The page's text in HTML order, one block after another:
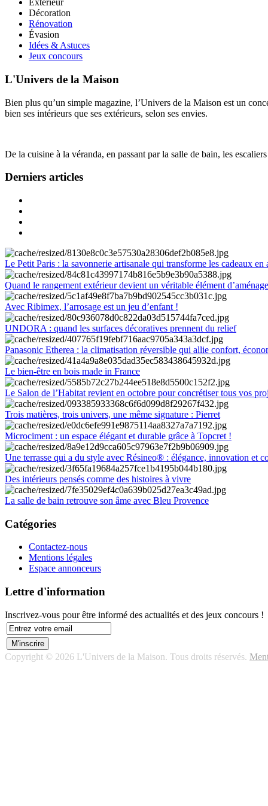
Extérieur
Décoration
Rénovation
Évasion
Idées & Astuces
Jeux concours
L'Univers de la Maison
Bien plus qu’un simple magazine, l’Univers de la Maison est un
bien ses intérieurs que ses extérieurs, selon ses envies.
De la cuisine à la véranda, en passant par la salle de bain, les
Derniers articles
Le Petit Paris : la savonnerie artisanale qui transforme les cadeaux en
Quand le rangement extérieur devient un véritable élément
Avec Ribimex, l’arrosage est un jeu d’enfant !
UNDORA : quand les surfaces décoratives prennent du relief
Panasonic Etherea : la climatisation réversible qui allie confort,
Le bien-être en bois made in France
Le Salon de l’Habitat revient en octobre pour concrétiser tous vos
Trois matières, trois univers, une même signature : Pierret
Microciment : un espace élégant et durable grâce à Topcret !
Une terrasse qui a du style avec Résineo® : élégance, innovation et
Des intérieurs pensés comme des histoires à vivre
La salle de bain retrouve son âme avec Bleu Provence
Catégories
Contactez-nous
Mentions légales
Espace annonceurs
Lettre d'information
Inscrivez-vous pour être informé des actualités et des jeux concours !
Copyright © 2026 L'Univers de la Maison. Tous droits réservés.